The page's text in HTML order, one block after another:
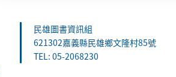
民雄圖書資訊組
621302嘉義縣民雄鄉文隆村85號
TEL: 05-2068230